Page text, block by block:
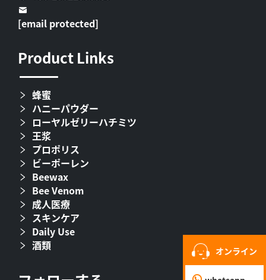
オンライン
[email protected]
Product Links
蜂蜜
ハニーパウダー
ローヤルゼリーハチミツ
王浆
プロポリス
ビーポーレン
Beewax
Bee Venom
成人医療
スキンケア
Daily Use
酒類